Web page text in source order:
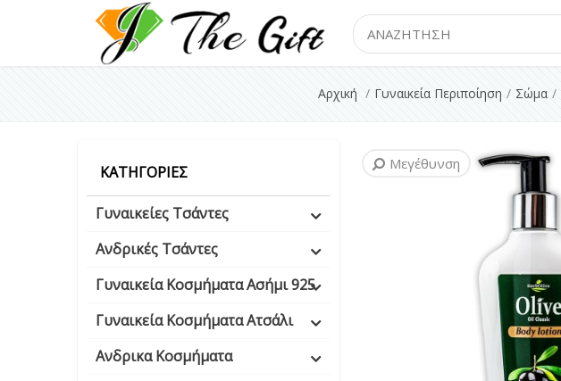
Search
Αρχική Γυναικεία Περιποίηση Σώμα
ΚΑΤΗΓΟΡΊΕΣ
Γυναικείες Τσάντες
Ανδρικές Τσάντες
Γυναικεία Κοσμήματα Ασήμι 925
Γυναικεία Κοσμήματα Ατσάλι
Ανδρικα Κοσμήματα
Μεγέθυνση